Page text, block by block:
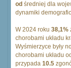
od średniej dla
dynamiki
W 2024 roku 38,1%
chorobami układu
Wyśmierzyce były
chorobami układu
przypada 10.5